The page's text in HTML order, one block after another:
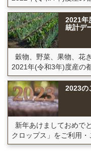
2021年
統計デ
穀物、野菜、果物、花
2021年(令和3年)度産の
2023の
新年あけましておめで
クロップス」をご利用